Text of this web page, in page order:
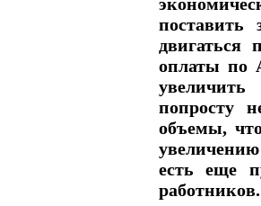
двигаться
оплаты по
попросту
объемы,
есть еще